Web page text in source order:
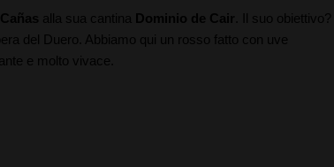
alla sua cantina Dominio de Cair
. Il suo obiettivo?
del Duero. Abbiamo qui un rosso fatto con uve
e molto vivace.